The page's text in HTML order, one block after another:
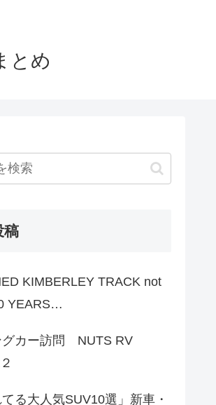
とめ
稿
KIMBERLEY TRACK not
YEARS…
グカー訪問 NUTS RV
てる大人気SUV10選」新車・